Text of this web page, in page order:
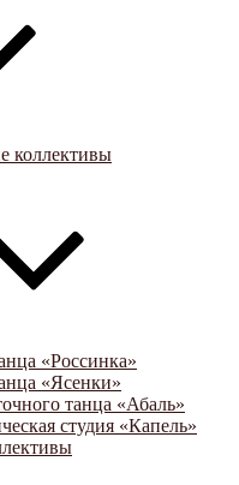
коллективы
«Россинка»
«Ясенки»
танца «Абаль»
студия «Капель»